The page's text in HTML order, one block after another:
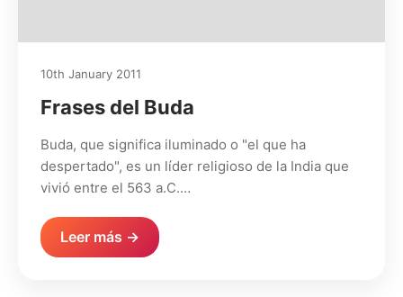
10th January 2011
Frases del Buda
Buda, que significa iluminado o "el que ha
despertado", es un líder religioso de la India que
vivió entre el 563 a.C.…
Leer más →